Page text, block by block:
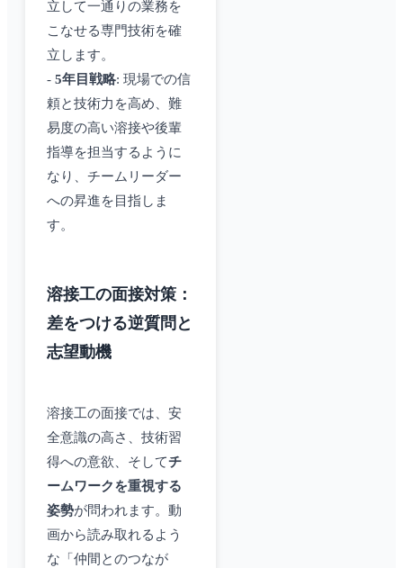
立して一通りの業務を
こなせる専門技術を確
立します。
- 5年目戦略: 現場での信
頼と技術力を高め、難
易度の高い溶接や後輩
指導を担当するように
なり、チームリーダー
への昇進を目指しま
す。
溶接工の面接対策：
差をつける逆質問と
志望動機
溶接工の面接では、安
全意識の高さ、技術習
得への意欲、そしてチ
ームワークを重視する
姿勢が問われます。動
画から読み取れるよう
な「仲間とのつなが